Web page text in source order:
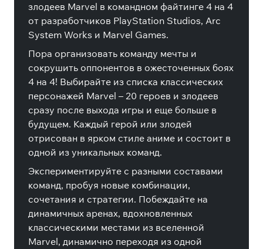
злодеев Marvel в командном файтинге 4 на 4
от разработчиков PlayStation Studios, Arc
System Works и Marvel Games.
Пора организовать команду мечты и
сокрушить оппонентов в ожесточенных боях
4 на 4! Выбирайте из списка классических
персонажей Marvel – 20 героев и злодеев
сразу после выхода игры и еще больше в
будущем. Каждый герой или злодей
отрисован в ярком стиле аниме и состоит в
одной из уникальных команд.
Экспериментируйте с разными составами
команд, пробуя новые комбинации,
сочетания и стратегии. Побеждайте на
динамичных аренах, вдохновленных
классическими местами из вселенной
Marvel, динамично переходя из одной